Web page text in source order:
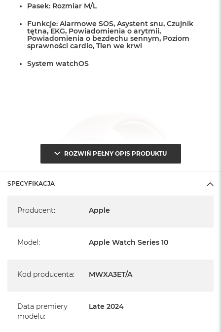
Pasek: Rozmiar M/L
Funkcje: Alarmowe SOS, Asystent snu, Czujnik
tętna, EKG, Powiadomienia o arytmii,
Powiadomienia o bezdechu sennym, Poziom
sprawności cardio, Tlen we krwi
System watchOS
Informacje o produkcie:
ROZWIŃ PEŁNY OPIS PRODUKTU
SPECYFIKACJA
Producent: Apple
Model: Apple Watch Series 10
Kod producenta: MWXA3ET/A
Data premiery
modelu:
Late 2024